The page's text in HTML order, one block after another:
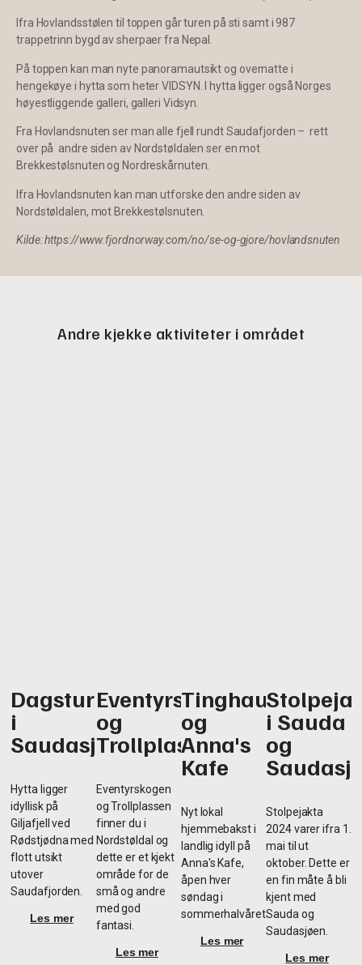
Ifra Hovlandsstølen til toppen går turen på sti samt i 987
trappetrinn bygd av sherpaer fra Nepal.
På toppen kan man nyte panoramautsikt og overnatte i
hengekøye i hytta som heter VIDSYN. I hytta ligger også Norges
høyestliggende galleri, galleri Vidsyn.
Fra Hovlandsnuten ser man alle fjell rundt Saudafjorden – rett
over på andre siden av Nordstøldalen ser en mot
Brekkestølsnuten og Nordreskårnuten.
Ifra Hovlandsnuten kan man utforske den andre siden av
Nordstøldalen, mot Brekkestølsnuten.
Kilde: https://www.fjordnorway.com/no/se-og-gjore/hovlandsnuten
Andre kjekke aktiviteter i området
Dagsturhytta
i
Saudasjøen
Hytta ligger
idyllisk på
Giljafjell ved
Rødstjødna med
flott utsikt
utover
Saudafjorden.
Les mer
Eventyrskogen
og
Trollplassen
Eventyrskogen
og Trollplassen
finner du i
Nordstøldal og
dette er et kjekt
område for de
små og andre
med god
fantasi.
Les mer
Tinghaug
og
Anna's
Kafe
Nyt lokal
hjemmebakst i
landlig idyll på
Anna's Kafe,
åpen hver
søndag i
sommerhalvåret.
Les mer
i Sauda
og
Stolpejakta
2024 varer ifra 1.
mai til ut
oktober. Dette er
en fin måte å bli
kjent med
Sauda og
Saudasjøen.
Les mer